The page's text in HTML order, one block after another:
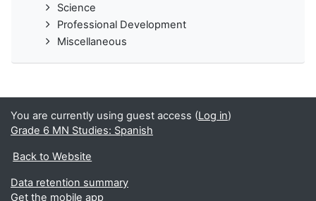
Science
Professional Development
Miscellaneous
You are currently using guest access (Log in)
Grade 6 MN Studies: Spanish
Back to Website
Data retention summary
Get the mobile app